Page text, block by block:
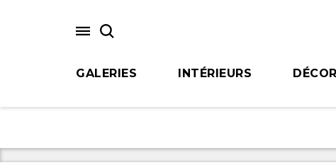
GALERIES INTÉRIEURS